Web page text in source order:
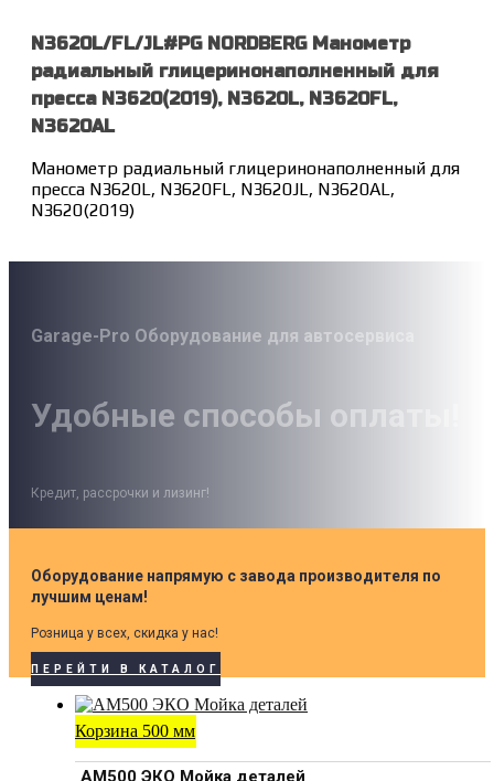
N3620L/FL/JL#PG NORDBERG Манометр
радиальный глицеринонаполненный для
пресса N3620(2019), N3620L, N3620FL,
N3620AL
Манометр радиальный глицеринонаполненный для
пресса N3620L, N3620FL, N3620JL, N3620AL,
N3620(2019)
Garage-Pro Оборудование для автосервиса
Удобные способы оплаты!
Кредит, рассрочки и лизинг!
Оборудование напрямую с завода производителя по
лучшим ценам!
Розница у всех, скидка у нас!
ПЕРЕЙТИ В КАТАЛОГ
Корзина 500 мм
АМ500 ЭКО Мойка деталей